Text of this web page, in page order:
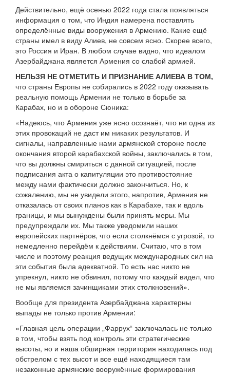
Действительно, ещё осенью 2022 года стала появляться
информация о том, что Индия намерена поставлять
определённые виды вооружения в Армению. Какие ещё
страны имел в виду Алиев, не совсем ясно. Скорее всего,
это Россия и Иран. В любом случае видно, что идеалом
Азербайджана является Армения со слабой армией.
НЕЛЬЗЯ НЕ ОТМЕТИТЬ И ПРИЗНАНИЕ АЛИЕВА В ТОМ,
что страны Европы не собирались в 2022 году оказывать
реальную помощь Армении не только в борьбе за
Карабах, но и в обороне Сюника:
«Надеюсь, что Армения уже ясно осознаёт, что ни одна из
этих провокаций не даст им никаких результатов. И
сигналы, направленные нами армянской стороне после
окончания второй карабахской войны, заключались в том,
что вы должны смириться с данной ситуацией, после
подписания акта о капитуляции это противостояние
между нами фактически должно закончиться. Но, к
сожалению, мы не увидели этого, напротив, Армения не
отказалась от своих планов как в Карабахе, так и вдоль
границы, и мы вынуждены были принять меры. Мы
предупреждали их. Мы также уведомили наших
европейских партнёров, что если столкнёмся с угрозой, то
немедленно перейдём к действиям. Считаю, что в том
числе и поэтому реакция ведущих международных сил на
эти события была адекватной. То есть нас никто не
упрекнул, никто не обвинил, потому что каждый видел, что
не мы являемся зачинщиками этих столкновений».
Вообще для президента Азербайджана характерны
выпады не только против Армении:
«Главная цель операции „Фаррух“ заключалась не только
в том, чтобы взять под контроль эти стратегические
высоты, но и наша обширная территория находилась под
обстрелом с тех высот и все ещё находящиеся там
незаконные армянские вооружённые формирования